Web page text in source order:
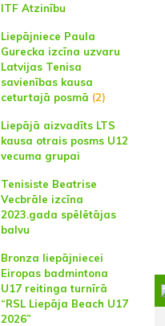
ITF Atzinību
Liepājniece Paula
Gurecka izcīna uzvaru
Latvijas Tenisa
savienības kausa
ceturtajā posmā (2)
Liepājā aizvadīts LTS
kausa otrais posms U12
vecuma grupai
Tenisiste Beatrise
Vecbrāle izcīna
2023.gada spēlētājas
balvu
Bronza liepājniecei
Eiropas badmintona
U17 reitinga turnīrā
“RSL Liepāja Beach U17
2026”